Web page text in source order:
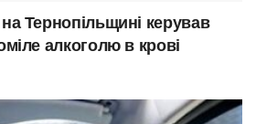
Тернопільщині керував
алкоголю в крові